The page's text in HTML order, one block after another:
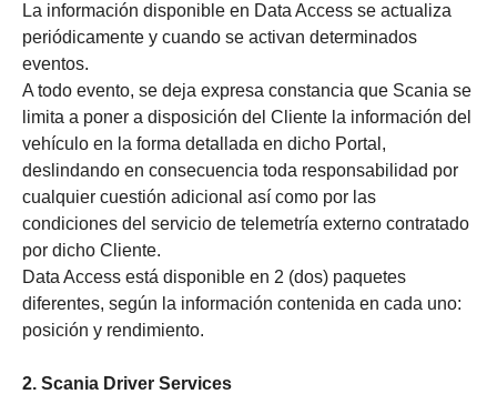
La información disponible en Data Access se actualiza
periódicamente y cuando se activan determinados
eventos.
A todo evento, se deja expresa constancia que Scania se
limita a poner a disposición del Cliente la información del
vehículo en la forma detallada en dicho Portal,
deslindando en consecuencia toda responsabilidad por
cualquier cuestión adicional así como por las
condiciones del servicio de telemetría externo contratado
por dicho Cliente.
Data Access está disponible en 2 (dos) paquetes
diferentes, según la información contenida en cada uno:
posición y rendimiento.
2. Scania Driver Services